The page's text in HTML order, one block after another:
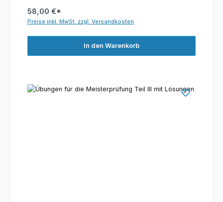
58,00 €*
Preise inkl. MwSt. zzgl. Versandkosten
In den Warenkorb